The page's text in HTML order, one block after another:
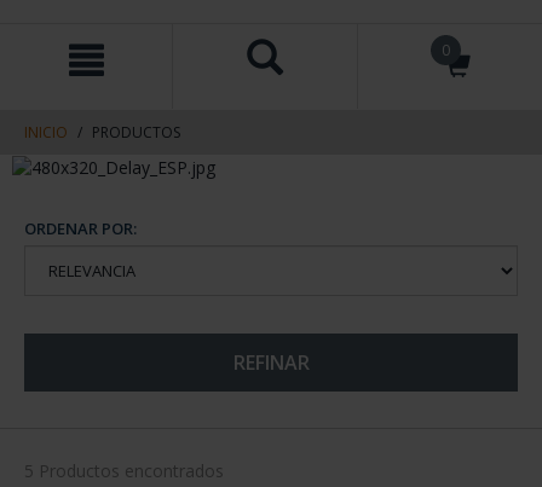
contenido
navegacin
0
INICIO PRODUCTOS
ORDENAR POR:
REFINAR
5 Productos encontrados